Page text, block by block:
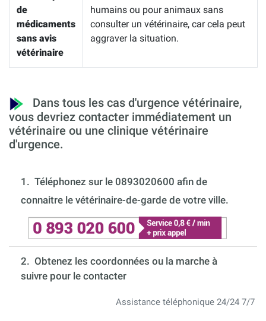
de
médicaments
sans avis
vétérinaire
humains ou pour animaux sans
consulter un vétérinaire, car cela peut
aggraver la situation.
Dans tous les cas d'urgence vétérinaire,
vous devriez contacter immédiatement un
vétérinaire ou une clinique vétérinaire
d'urgence.
1. Téléphonez sur le 0893020600 afin de
connaitre le vétérinaire-de-garde de votre ville.
2. Obtenez les coordonnées ou la marche à
suivre pour le contacter
Assistance téléphonique 24/24 7/7